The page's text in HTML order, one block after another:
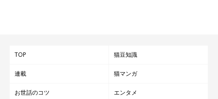
TOP 猫豆知識
連載 猫マンガ
お世話のコツ エンタメ